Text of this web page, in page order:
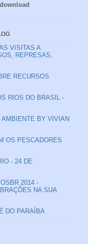
VISITAS A
REPRESAS,
RECURSOS
RIOS DO BRASIL -
BY VIVIAN
OS PESCADORES
- 24 DE
2014 -
NA SUA
DO PARAÍBA